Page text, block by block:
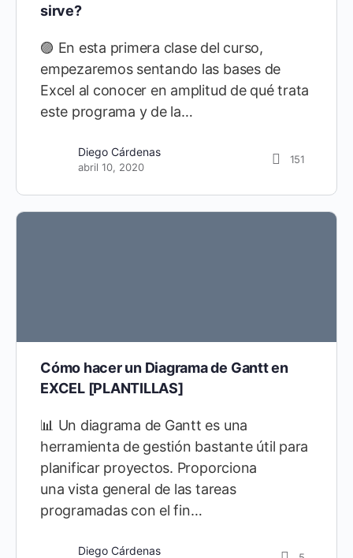
septiembre 10, 2021
sirve?
🟣 En esta primera clase del curso,
empezaremos sentando las bases de
Excel al conocer en amplitud de qué trata
este programa y de la…
Diego Cárdenas
abril 10, 2020
151
Cómo hacer un Diagrama de Gantt en
EXCEL [PLANTILLAS]
📊 Un diagrama de Gantt es una
herramienta de gestión bastante útil para
planificar proyectos. Proporciona
una vista general de las tareas
programadas con el fin…
Diego Cárdenas